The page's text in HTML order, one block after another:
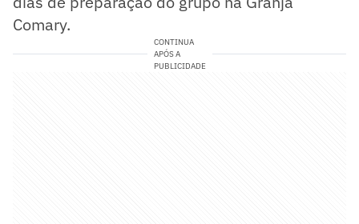
Comary.
CONTINUA
APÓS A
PUBLICIDADE